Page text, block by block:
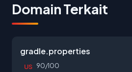
Domain Terkait
gradle.properties
US 90/100